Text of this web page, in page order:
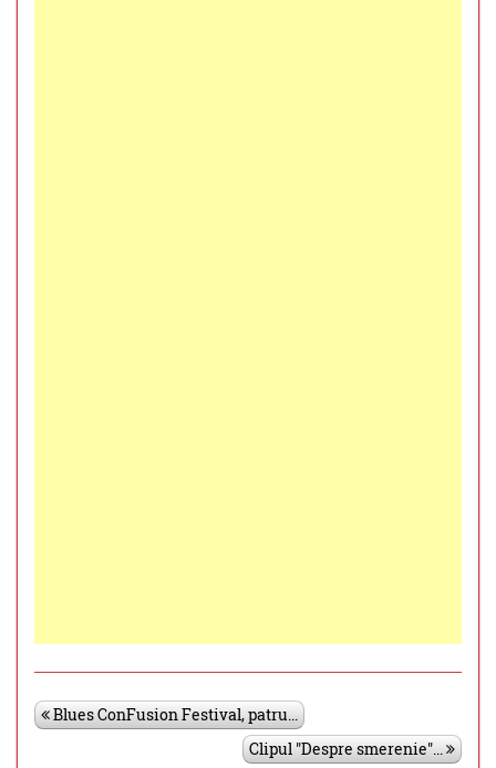
Blues ConFusion Festival, patru...
Clipul "Despre smerenie"...